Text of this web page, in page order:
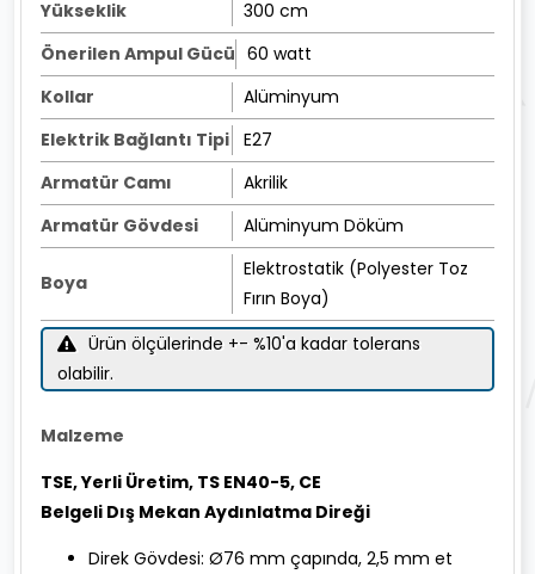
Yükseklik
300 cm
Önerilen Ampul Gücü 60 watt
Kollar
Alüminyum
Elektrik Bağlantı Tipi
E27
Armatür Camı
Akrilik
Armatür Gövdesi
Alüminyum Döküm
Boya
Elektrostatik (Polyester Toz
Fırın Boya)
Ürün ölçülerinde +- %10'a kadar tolerans
olabilir.
Malzeme
TSE, Yerli Üretim, TS EN40-5, CE
Belgeli Dış Mekan Aydınlatma Direği
Direk Gövdesi: Ø76 mm çapında, 2,5 mm et